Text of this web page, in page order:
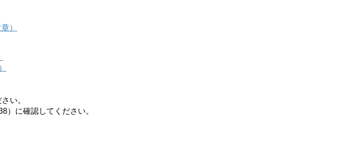
）
い。
に確認してください。